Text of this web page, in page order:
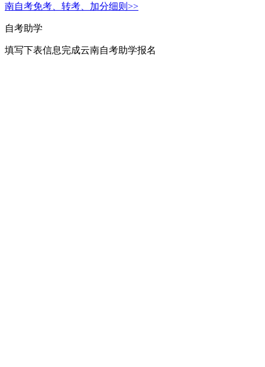
南自考免考、转考、加分细则>>
自考助学
填写下表信息完成云南自考助学报名